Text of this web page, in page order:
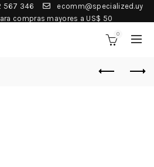
567 346
ecomm@specialized.uy
compras mayores a US$ 50
0